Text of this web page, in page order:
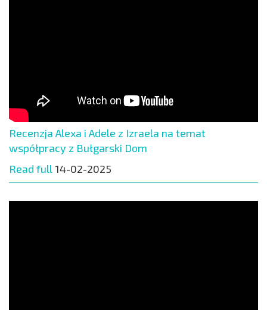
Recenzja Alexa i Adele z Izraela na temat
współpracy z Bułgarski Dom
Read full 14-02-2025